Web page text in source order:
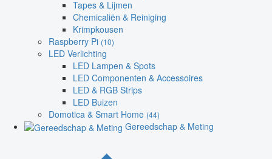
Tapes & Lijmen
Chemicaliën & Reiniging
Krimpkousen
Raspberry Pi (10)
LED Verlichting
LED Lampen & Spots
LED Componenten & Accessoires
LED & RGB Strips
LED Buizen
Domotica & Smart Home (44)
Gereedschap & Meting